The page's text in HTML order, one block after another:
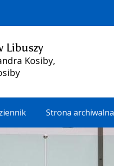
Libuszy
Kosiby,
Strona archiwalna